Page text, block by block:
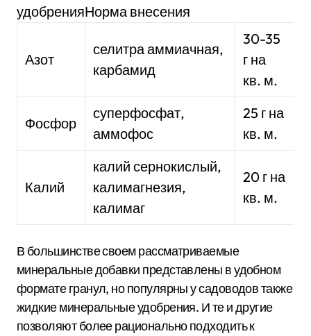
удобренияНорма внесения
Азот
селитра аммиачная,
карбамид
30-35
г на
кв. м.
Фосфор
суперфосфат,
аммофос
25 г на
кв. м.
Калий
калий сернокислый,
калимагнезия,
калимаг
20 г на
кв. м.
В большинстве своем рассматриваемые
минеральные добавки представлены в удобном
формате гранул, но популярны у садоводов также
жидкие минеральные удобрения. И те и другие
позволяют более рационально подходить к